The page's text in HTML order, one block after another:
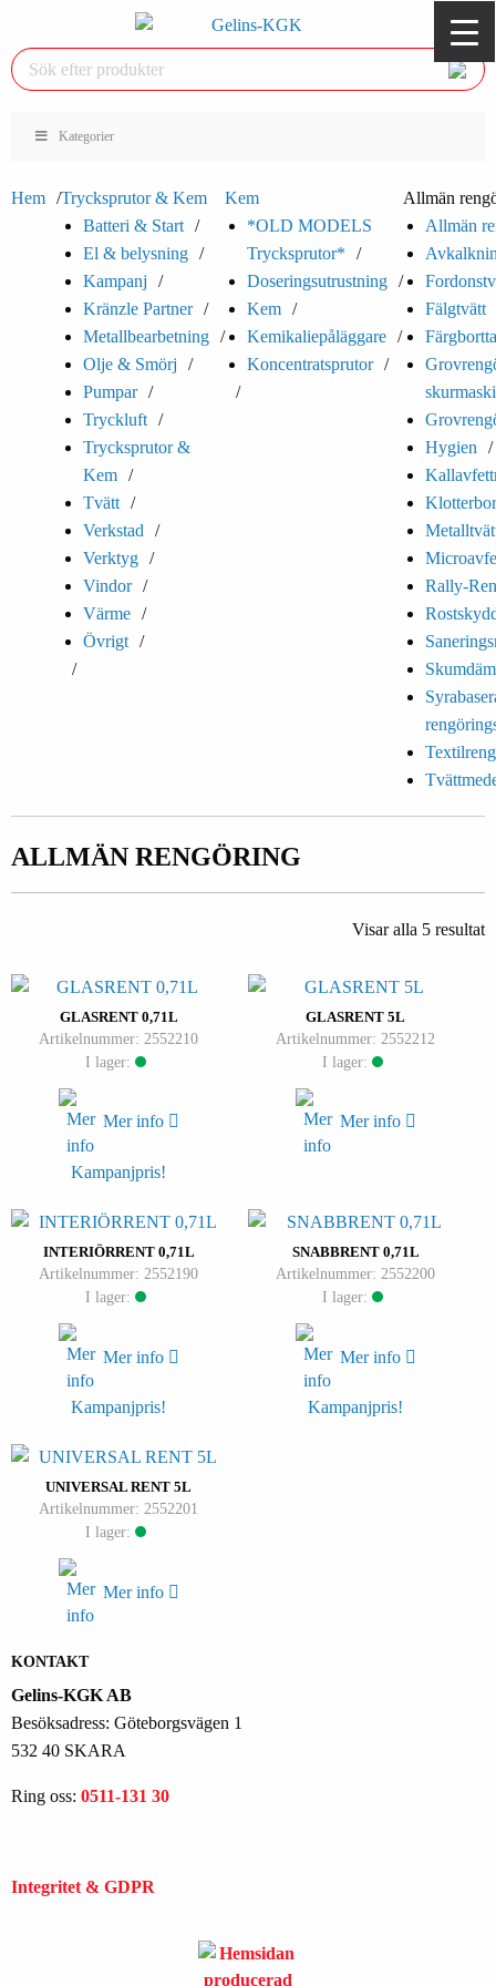
Kategorier
Hem
Trycksprutor & Kem
Batteri & Start
El & belysning
Kampanj
Kränzle Partner
Metallbearbetning
Olje & Smörj
Pumpar
Tryckluft
Trycksprutor &
Kem
Tvätt
Verkstad
Verktyg
Vindor
Värme
Övrigt
Kem
*OLD MODELS
Trycksprutor*
Doseringsutrustning
Kem
Kemikaliepåläggare
Koncentratsprutor
Allmän
Allmän
Fälgtvätt
Hygien
Rally-
ALLMÄN RENGÖRING
Visar alla 5 resultat
GLASRENT 0,71L
Artikelnummer: 2552210
I lager:
Mer info
Kampanjpris!
GLASRENT 5L
Artikelnummer: 2552212
I lager:
Mer info
INTERIÖRRENT 0,71L
Artikelnummer: 2552190
I lager:
Mer info
Kampanjpris!
SNABBRENT 0,71L
Artikelnummer: 2552200
I lager:
Mer info
Kampanjpris!
UNIVERSAL RENT 5L
Artikelnummer: 2552201
I lager:
Mer info
KONTAKT
Gelins-KGK AB
Besöksadress: Göteborgsvägen 1
532 40 SKARA
Ring oss: 0511-131 30
Integritet & GDPR